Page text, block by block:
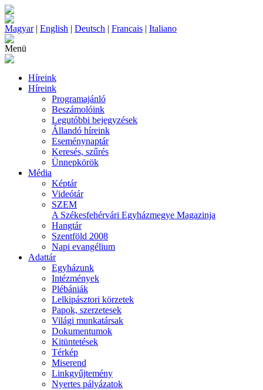
Magyar| English | Deutsch | Francais | Italiano
Menü
Híreink
Híreink
Programajánló
Beszámolóink
Legutóbbi bejegyzések
Állandó híreink
Eseménynaptár
Keresés, szűrés
Ünnepkörök
Média
Képtár
Videótár
SZEM
A Székesfehérvári Egyházmegye Magazinja
Hangtár
Szentföld 2008
Napi evangélium
Adattár
Egyházunk
Intézmények
Plébániák
Lelkipásztori körzetek
Papok, szerzetesek
Világi munkatársak
Dokumentumok
Kitüntetések
Térkép
Miserend
Linkgyűjtemény
Nyertes pályázatok